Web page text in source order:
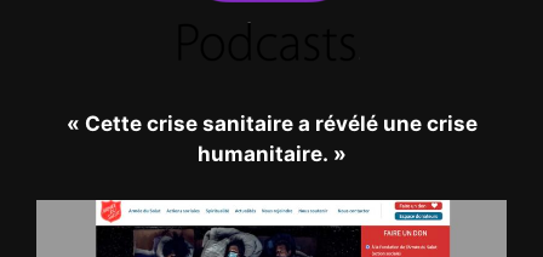
« Cette crise sanitaire a révélé une crise
humanitaire. »